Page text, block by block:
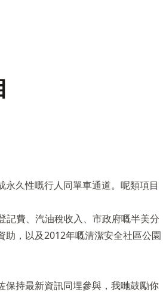
久性嘅行人同單車通道。呢類項目
記費、汽油稅收入、市政府嘅半美分
，以及2012年嘅清潔安全社區公園
保持最新資訊同埋參與，我哋鼓勵你